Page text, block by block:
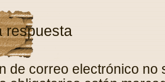
respuesta
de correo electrónico no